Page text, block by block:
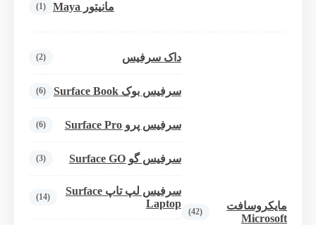
مانیتور Maya (1)
مایکروسافت
Microsoft
(42)
داک سرفیس (2)
سرفیس بوک Surface Book (6)
سرفیس پرو Surface Pro (6)
سرفیس گو Surface GO (3)
سرفیس لپ تاپ Surface
Laptop
(14)